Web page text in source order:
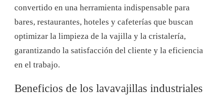
convertido en una herramienta indispensable para
bares, restaurantes, hoteles y cafeterías que buscan
optimizar la limpieza de la vajilla y la cristalería,
garantizando la satisfacción del cliente y la eficiencia
en el trabajo.
Beneficios de los lavavajillas industriales